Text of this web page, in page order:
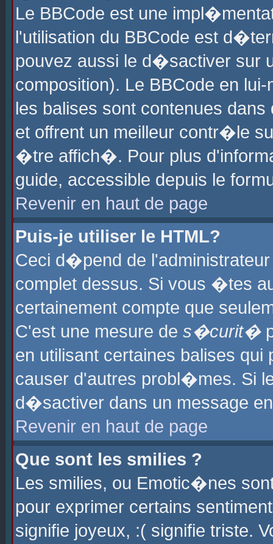
Le BBCode est une
l'utilisation du BBCode est
pouvez aussi le d�sactiver sur
composition). Le BBCode en
les balises sont contenues
et offrent un meilleur contr�le
�tre affich�. Pour plus
guide, accessible depuis le
Revenir en haut de page
Puis-je utiliser le HTML?
Ceci d�pend de
complet dessus. Si vous �tes
certainement compte que
C'est une mesure de s�curit�
en utilisant certaines balises
causer d'autres probl�mes. Si
d�sactiver dans un message
Revenir en haut de page
Que sont les smilies ?
Les smilies, ou Emotic�nes
pour exprimer certains
signifie joyeux, :( signifie triste.